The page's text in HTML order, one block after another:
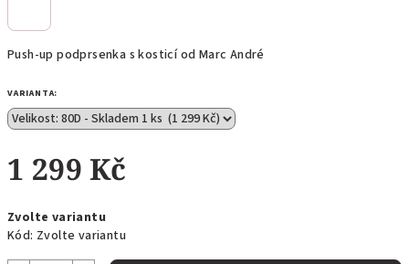
Push-up podprsenka s kosticí od Marc André
VARIANTA:
1 299 Kč
cena:
Zvolte variantu
Kód: Zvolte variantu